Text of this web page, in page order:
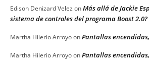
Edison Denizard Velez onMás allá de Jackie
sistema de controles del programa Boost 2.0?
Martha Hilerio ArroyoonPantallas
Martha Hilerio ArroyoonPantallas